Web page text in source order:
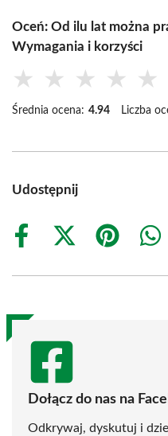
Oceń: Od ilu lat można
Wymagania i korzyści
★ ★ ★ ★ ★
Średnia ocena: 4.94 Liczba
Udostępnij
Share
Share
(Twitter)
Share
Dołącz do nas na
Odkrywaj, dyskutuj i